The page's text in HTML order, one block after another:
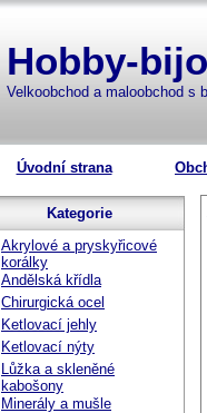
Hobby-
Velkoobchod a maloobchod s
Úvodní strana
Kategorie
Akrylové a pryskyřicové
korálky
Andělská křídla
Chirurgická ocel
Ketlovací jehly
Ketlovací nýty
Lůžka a skleněné
kabošony
Minerály a mušle